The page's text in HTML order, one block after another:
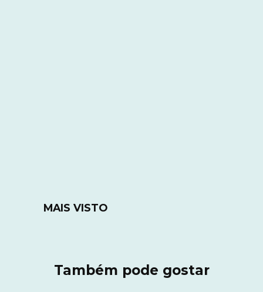
MAIS VISTO
Também pode gostar